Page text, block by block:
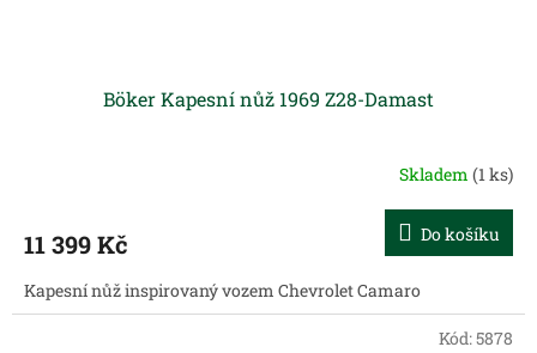
Böker Kapesní nůž 1969 Z28-Damast
Skladem (1 ks)
11 399 Kč Do košíku
Kapesní nůž inspirovaný vozem Chevrolet Camaro
Kód:5878